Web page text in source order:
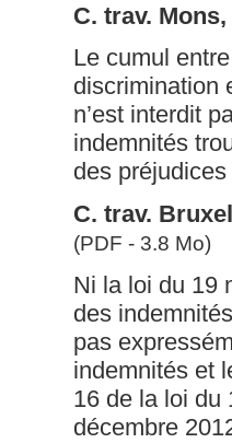
C. trav.
Le cumul
discrimination
n’est interdit
indemnités
des
C. trav.
(PDF - 3.8 Mo)
Ni la loi du 19
des
pas
indemnités et
16 de la loi du
décembre